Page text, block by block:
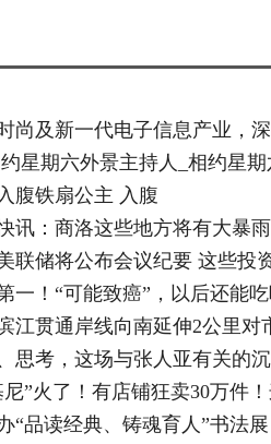
尚及新一代电子信息产业，
星期六外景主持人_相约星
腹铁扇公主 入腹
讯：商洛这些地方将有大暴
联储将公布会议纪要 这些投
一！“可能致癌”，以后还能
江贯通岸线向南延伸2公里对
思考，这场与张人亚有关的
尼”火了！有店铺狂卖30万件
“品读经典、铸魂育人”书法展